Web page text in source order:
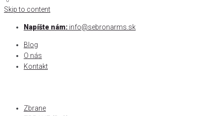
Skip to content
Napíšte nám: info@sebronarms.sk
Blog
O nás
Kontakt
Zbrane